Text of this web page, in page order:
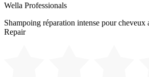
Wella Professionals
Shampoing réparation intense pour cheveux
Repair